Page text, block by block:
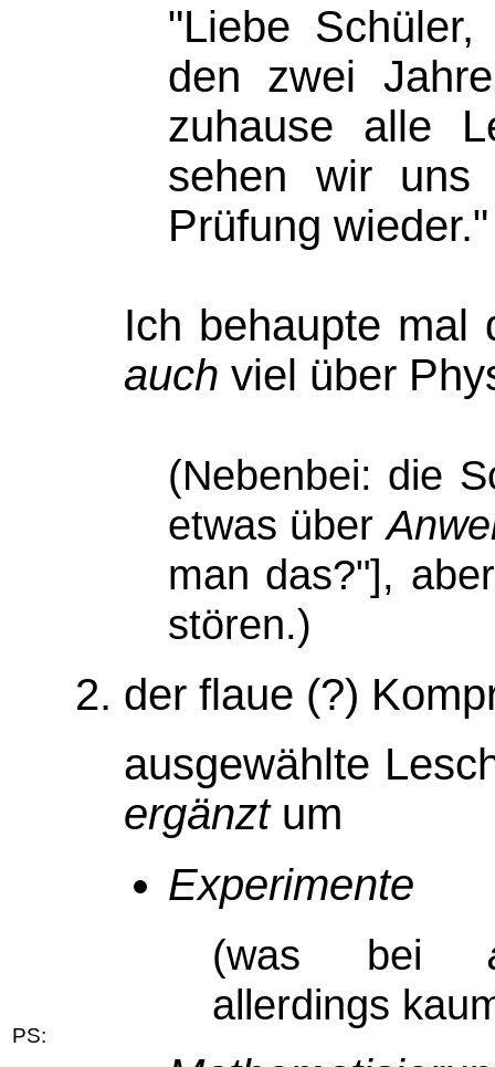
PS:
"Liebe
den zwei
zuhause alle
sehen wir
Prüfung wieder."
Ich behaupte mal
auch viel über
(Nebenbei: die
etwas über
man das?"],
stören.)
der flaue (?)
ausgewählte
ergänztum
Experimente
(was bei
allerdings